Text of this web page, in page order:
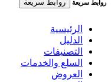
روابط سريعة روابط سريعة
الرئيسية
الدليل
التصنيفات
السلع والخدمات
العروض